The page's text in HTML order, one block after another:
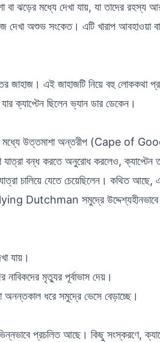
বা ঝড়ের মধ্যে দেখা যায়, যা তাদের রহস্য
অশুভ সংকেত। এটি খারাপ আবহাওয়া বা
এই জাহাজটি নিয়ে বহু লোককথা
ছিলেন ভ্যান ডার ডেকেন।
মধ্যে উত্তমাশা অন্তরীপ (Cape of
যাত্রা বন্ধ করতে অনুরোধ করলেও, ক্যাপ্টেন
চালিয়ে যেতে চেয়েছিলেন। কথিত
Dutchman সমুদ্রে উদ্দেশ্যহীনভাবে
যায়।
মৃত্যুর পূর্বাভাস দেয়।
অনন্তকাল ধরে সমুদ্রে ভেসে বেড়াচ্ছে।
প্রচলিত আছে। কিছু সংস্করণে,